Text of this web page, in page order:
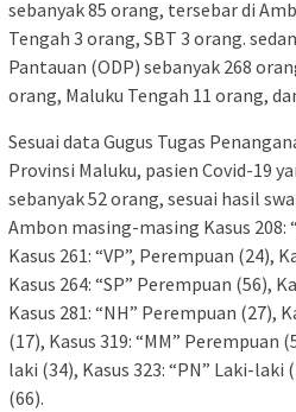
sebanyak 85 orang, tersebar di
Tengah 3 orang, SBT 3 orang.
Pantauan (ODP) sebanyak 268
orang, Maluku Tengah 11 orang,
Sesuai data Gugus Tugas
Provinsi Maluku, pasien Covid-19
sebanyak 52 orang, sesuai hasil
Ambon masing-masing Kasus 208:
Kasus 261: “VP”, Perempuan (24),
Kasus 264: “SP” Perempuan (56),
Kasus 281: “NH” Perempuan (27),
(17), Kasus 319: “MM” Perempuan
laki (34), Kasus 323: “PN” Laki-laki
(66).